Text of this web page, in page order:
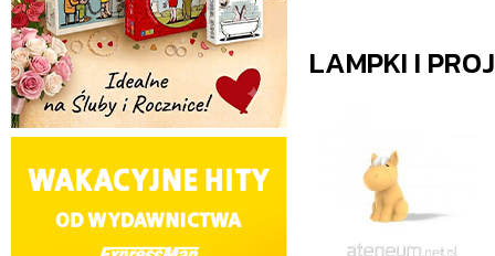
LAMPKI I